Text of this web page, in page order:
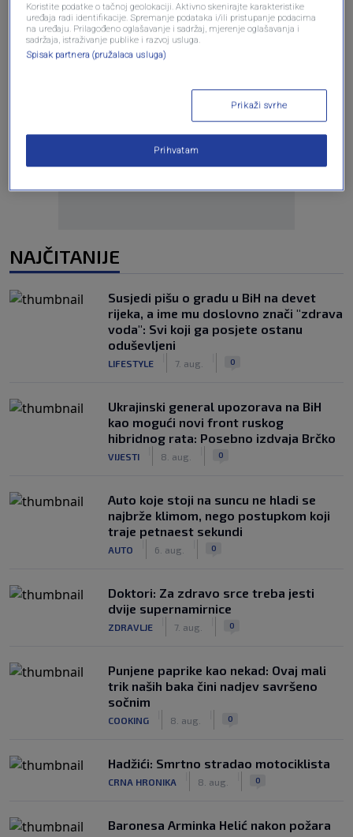
Oglas
NAJČITANIJE
Susjedi pišu o gradu u BiH na devet
rijeka, a ime mu doslovno znači "zdrava
voda": Svi koji ga posjete ostanu
oduševljeni
LIFESTYLE 7. aug. 0
Ukrajinski general upozorava na BiH
kao mogući novi front ruskog
hibridnog rata: Posebno izdvaja Brčko
VIJESTI 8. aug. 0
Auto koje stoji na suncu ne hladi se
najbrže klimom, nego postupkom koji
traje petnaest sekundi
AUTO 6. aug. 0
Doktori: Za zdravo srce treba jesti
dvije supernamirnice
ZDRAVLJE 7. aug. 0
Punjene paprike kao nekad: Ovaj mali
trik naših baka čini nadjev savršeno
sočnim
COOKING 8. aug. 0
Hadžići: Smrtno stradao motociklista
CRNA HRONIKA 8. aug. 0
Baronesa Arminka Helić nakon požara
Koristite podatke o tačnoj geolokaciji. Aktivno skenirajte karakteristike
uređaja radi identifikacije. Spremanje podataka i/ili pristupanje podacima
na uređaju. Prilagođeno oglašavanje i sadržaj, mjerenje oglašavanja i
sadržaja, istraživanje publike i razvoj usluga.
Spisak partnera (pružalaca usluga)
Prikaži svrhe
Prihvatam